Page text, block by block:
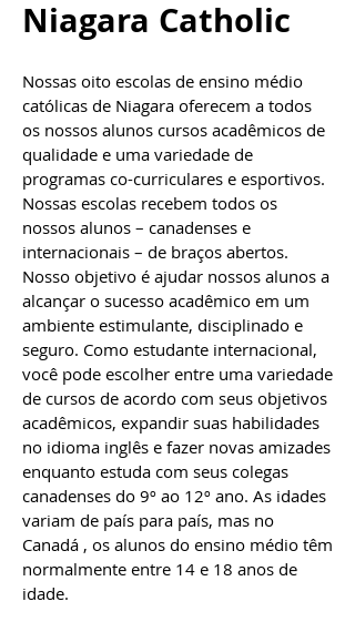
Niagara Catholic
Nossas oito escolas de ensino médio
católicas de Niagara oferecem a todos
os nossos alunos cursos acadêmicos de
qualidade e uma variedade de
programas co-curriculares e esportivos.
Nossas escolas recebem todos os
nossos alunos – canadenses e
internacionais – de braços abertos.
Nosso objetivo é ajudar nossos alunos a
alcançar o sucesso acadêmico em um
ambiente estimulante, disciplinado e
seguro. Como estudante internacional,
você pode escolher entre uma variedade
de cursos de acordo com seus objetivos
acadêmicos, expandir suas habilidades
no idioma inglês e fazer novas amizades
enquanto estuda com seus colegas
canadenses do 9º ao 12º ano. As idades
variam de país para país, mas no
Canadá , os alunos do ensino médio têm
normalmente entre 14 e 18 anos de
idade.